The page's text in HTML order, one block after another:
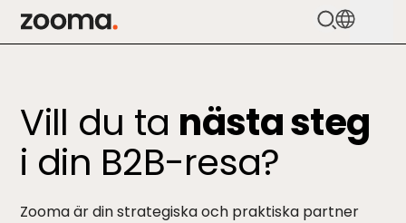
Zooma Logo
HubSpot
Vårt arbetssätt
Kundcase
Vill du ta nästa steg
i din B2B-resa?
Zooma är din strategiska och praktiska partner